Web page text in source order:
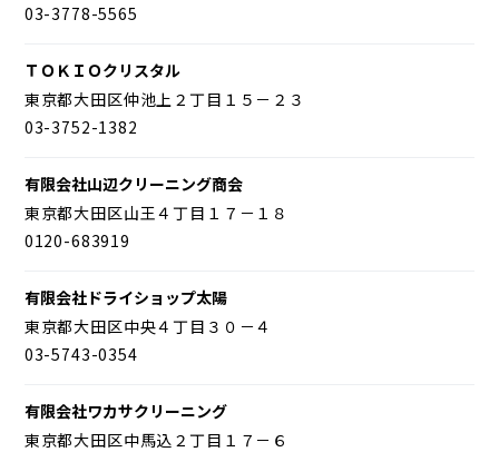
03-3778-5565
ＴＯＫＩＯクリスタル
東京都大田区仲池上２丁目１５－２３
03-3752-1382
有限会社山辺クリーニング商会
東京都大田区山王４丁目１７－１８
0120-683919
有限会社ドライショップ太陽
東京都大田区中央４丁目３０－４
03-5743-0354
有限会社ワカサクリーニング
東京都大田区中馬込２丁目１７－６